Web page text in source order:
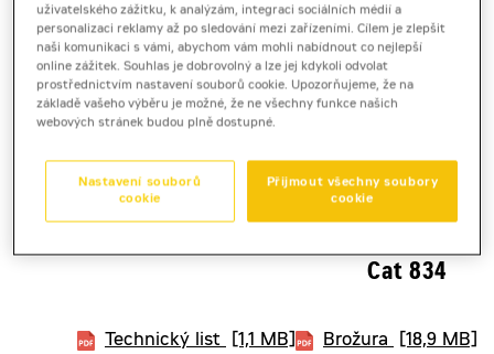
Cat 834
Technický list [1,1 MB] Brožura [18,9 MB]
uživatelského zážitku, k analýzám, integraci sociálních médií a
personalizaci reklamy až po sledování mezi zařízeními. Cílem je zlepšit
naši komunikaci s vámi, abychom vám mohli nabídnout co nejlepší
online zážitek. Souhlas je dobrovolný a lze jej kdykoli odvolat
prostřednictvím nastavení souborů cookie. Upozorňujeme, že na
základě vašeho výběru je možné, že ne všechny funkce našich
webových stránek budou plně dostupné.
Přijmout všechny soubory
cookie
Nastavení souborů
cookie